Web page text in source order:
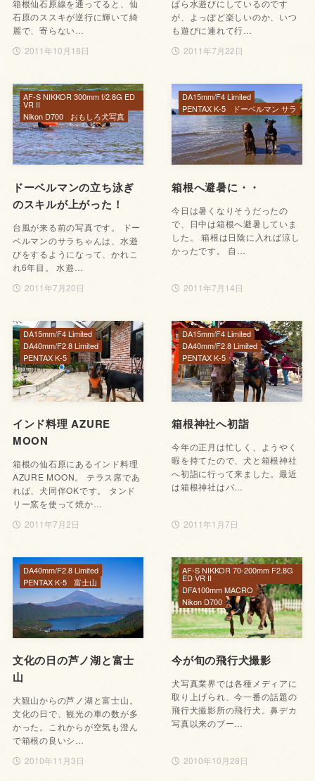
箱根仙石原線を通ってると、仙
石原のススキが逆行に輝いて綺
麗で、寄らない…
2011年10月18日
ぱら水遊びにしているのです
が、よっぽど楽しいのか、いつ
も遊びに連れて行…
2011年7月22日
ドーベルマンの立ち泳ぎ
のスキルが上がった！
台風が来る前の写真です。 ドー
ベルマンのサラちゃんは、水遊
びをするようになって、かれこ
れ6年目。 水遊…
2011年7月20日
AF-S NIKKOR 300mm f/2.8G ED
VR II
Nikon D700
おもしろ犬写真
箱根へ避暑に・・
今日は暑くなりそうだったの
で、日中は箱根へ避暑していま
した。 箱根は日陰に入れば涼し
かったです。 自…
2011年7月14日
DA15mm/F4 Limited
PENTAX K-5
ドーベルマン サラ
インド料理 AZURE
MOON
箱根の仙石原にあるインド料理
AZURE MOON。 テラス席であ
れば、犬同伴OKです。 タンド
リー窯を使って焼か…
2011年7月2日
DA15mm/F4 Limited
DA40mm/F2.8 Limited
PENTAX K-5
箱根神社へ初詣
今年の正月は忙しく、ようやく
暇を持てたので、犬と箱根神社
へ初詣に行って来ました。最近
は箱根神社はパ…
2011年1月7日
DA15mm/F4 Limited
DA40mm/F2.8 Limited
PENTAX K-5
文化の日の芦ノ湖と富士
山
大観山からの芦ノ湖と富士山。
文化の日で、観光の車の数が多
かった。これからが空気も澄ん
で箱根の良いシ…
2010年11月3日
DA40mm/F2.8 Limited
PENTAX K-5
富士山
今が旬の飛行犬撮影
犬写真業界では各種メディアに
取り上げられ、今一番の話題の
飛行犬撮影所の飛行犬。鼻デカ
写真以来のブー…
2010年10月28日
AF-S NIKKOR 70-200mm F2.8G
ED VR II
DFA100mm MACRO
Nikon D700